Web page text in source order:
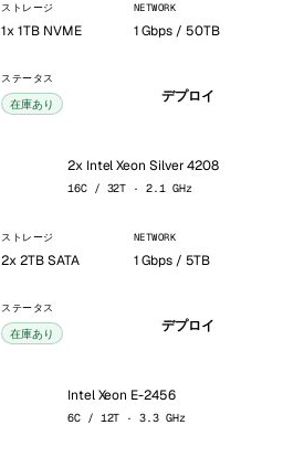
ストレージ
1x 1TB NVME
NETWORK
1 Gbps / 50TB
ステータス
在庫あり デプロイ
2x Intel Xeon Silver 4208
16C / 32T · 2.1 GHz
ストレージ
2x 2TB SATA
NETWORK
1 Gbps / 5TB
ステータス
在庫あり デプロイ
Intel Xeon E-2456
6C / 12T · 3.3 GHz